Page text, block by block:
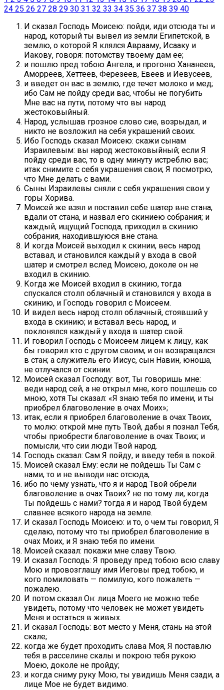
24 25 26 27 28 29 30 31 32 33 34 35 36 37 38 39 40
И сказал Господь Моисею: пойди, иди отсюда ты и
народ, который ты вывел из земли Египетской, в
землю, о которой Я клялся Аврааму, Исааку и
Иакову, говоря: потомству твоему дам ее;
и пошлю пред тобою Ангела, и прогоню Хананеев,
Аморреев, Хеттеев, Ферезеев, Евеев и Иевусеев,
и введет он вас в землю, где течет молоко и мед;
ибо Сам не пойду среди вас, чтобы не погубить
Мне вас на пути, потому что вы народ
жестоковыйный.
Народ, услышав грозное слово сие, возрыдал, и
никто не возложил на себя украшений своих.
Ибо Господь сказал Моисею: скажи сынам
Израилевым: вы народ жестоковыйный; если Я
пойду среди вас, то в одну минуту истреблю вас;
итак снимите с себя украшения свои; Я посмотрю,
что Мне делать с вами.
Сыны Израилевы сняли с себя украшения свои у
горы Хорива.
Моисей же взял и поставил себе шатер вне стана,
вдали от стана, и назвал его скиниею собрания; и
каждый, ищущий Господа, приходил в скинию
собрания, находившуюся вне стана.
И когда Моисей выходил к скинии, весь народ
вставал, и становился каждый у входа в свой
шатер и смотрел вслед Моисею, доколе он не
входил в скинию.
Когда же Моисей входил в скинию, тогда
спускался столп облачный и становился у входа в
скинию, и Господь говорил с Моисеем.
И видел весь народ столп облачный, стоявший у
входа в скинию; и вставал весь народ, и
поклонялся каждый у входа в шатер свой.
И говорил Господь с Моисеем лицем к лицу, как
бы говорил кто с другом своим; и он возвращался
в стан; а служитель его Иисус, сын Навин, юноша,
не отлучался от скинии.
Моисей сказал Господу: вот, Ты говоришь мне:
веди народ сей, а не открыл мне, кого пошлешь со
мною, хотя Ты сказал: «Я знаю тебя по имени, и ты
приобрел благоволение в очах Моих»;
итак, если я приобрел благоволение в очах Твоих,
то молю: открой мне путь Твой, дабы я познал Тебя,
чтобы приобрести благоволение в очах Твоих; и
помысли, что сии люди Твой народ.
Господь сказал: Сам Я пойду, и введу тебя в покой.
Моисей сказал Ему: если не пойдешь Ты Сам с
нами, то и не выводи нас отсюда,
ибо по чему узнать, что я и народ Твой обрели
благоволение в очах Твоих? не по тому ли, когда
Ты пойдешь с нами? тогда я и народ Твой будем
славнее всякого народа на земле.
И сказал Господь Моисею: и то, о чем ты говорил, Я
сделаю, потому что ты приобрел благоволение в
очах Моих, и Я знаю тебя по имени.
Моисей сказал: покажи мне славу Твою.
И сказал Господь: Я проведу пред тобою всю славу
Мою и провозглашу имя Иеговы пред тобою, и
кого помиловать — помилую, кого пожалеть —
пожалею.
И потом сказал Он: лица Моего не можно тебе
увидеть, потому что человек не может увидеть
Меня и остаться в живых.
И сказал Господь: вот место у Меня, стань на этой
скале;
когда же будет проходить слава Моя, Я поставлю
тебя в расселине скалы и покрою тебя рукою
Моею, доколе не пройду;
и когда сниму руку Мою, ты увидишь Меня сзади, а
лице Мое не будет видимо.